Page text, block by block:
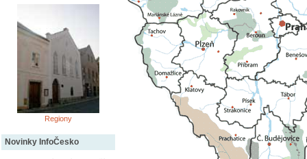
Regiony
Novinky InfoČesko